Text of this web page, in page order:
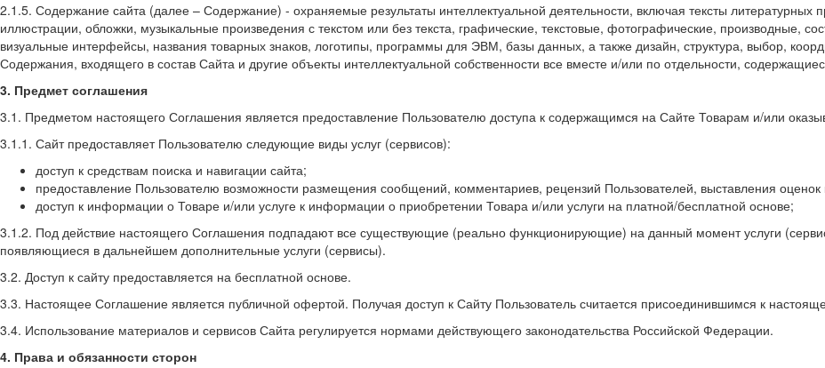
2.1.5. Содержание сайта (далее – Содержание) - охраняемые результаты интеллектуальной деятельности, включая тексты литературных
иллюстрации, обложки, музыкальные произведения с текстом или без текста, графические, текстовые, фотографические, производные,
визуальные интерфейсы, названия товарных знаков, логотипы, программы для ЭВМ, базы данных, а также дизайн, структура, выбор,
Содержания, входящего в состав Сайта и другие объекты интеллектуальной собственности все вместе и/или по отдельности,
3. Предмет соглашения
3.1. Предметом настоящего Соглашения является предоставление Пользователю доступа к содержащимся на Сайте Товарам и/или
3.1.1. Сайт предоставляет Пользователю следующие виды услуг (сервисов):
доступ к средствам поиска и навигации сайта;
предоставление Пользователю возможности размещения сообщений, комментариев, рецензий Пользователей, выставления оценок
доступ к информации о Товаре и/или услуге к информации о приобретении Товара и/или услуги на платной/бесплатной основе;
3.1.2. Под действие настоящего Соглашения подпадают все существующие (реально функционирующие) на данный момент услуги
появляющиеся в дальнейшем дополнительные услуги (сервисы).
3.2. Доступ к сайту предоставляется на бесплатной основе.
3.3. Настоящее Соглашение является публичной офертой. Получая доступ к Сайту Пользователь считается присоединившимся к
3.4. Использование материалов и сервисов Сайта регулируется нормами действующего законодательства Российской Федерации.
4. Права и обязанности сторон